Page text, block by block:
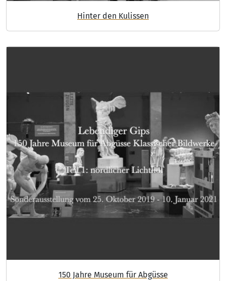
Hinter den Kulissen
150 Jahre Museum für Abgüsse